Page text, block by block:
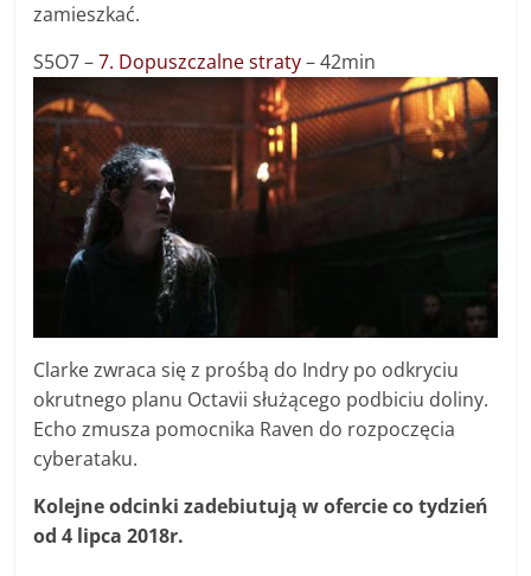
zamieszkać.
S5O7 –7. Dopuszczalne straty– 42min
Clarke zwraca się z prośbą do Indry po odkryciu
okrutnego planu Octavii służącego podbiciu doliny.
Echo zmusza pomocnika Raven do rozpoczęcia
cyberataku.
Kolejne odcinki zadebiutują w ofercie co tydzień
od 4 lipca 2018r.